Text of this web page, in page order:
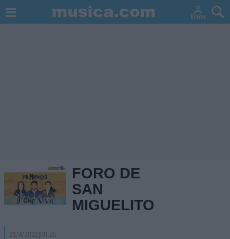
FORO DE
SAN
MIGUELITO
21/4/2022|09:26